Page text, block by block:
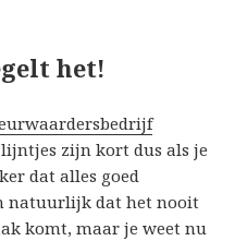
het!
zijn kort dus als je
dat alles goed
natuurlijk dat het nooit
komt, maar je weet nu